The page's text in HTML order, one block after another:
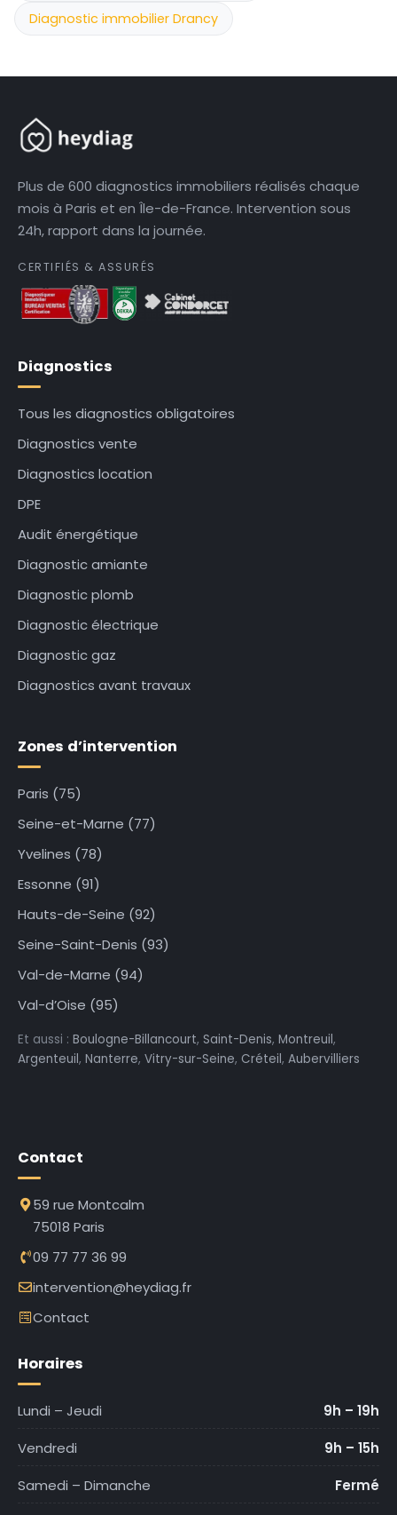
Diagnostic immobilier Drancy
Plus de 600 diagnostics immobiliers réalisés chaque
mois à Paris et en Île-de-France. Intervention sous
24h, rapport dans la journée.
CERTIFIÉS & ASSURÉS
Diagnostics
Tous les diagnostics obligatoires
Diagnostics vente
Diagnostics location
DPE
Audit énergétique
Diagnostic amiante
Diagnostic plomb
Diagnostic électrique
Diagnostic gaz
Diagnostics avant travaux
Zones d’intervention
Paris (75)
Seine-et-Marne (77)
Yvelines (78)
Essonne (91)
Hauts-de-Seine (92)
Seine-Saint-Denis (93)
Val-de-Marne (94)
Val-d’Oise (95)
Et aussi : Boulogne-Billancourt, Saint-Denis, Montreuil,
Argenteuil, Nanterre, Vitry-sur-Seine, Créteil, Aubervilliers
Contact
59 rue Montcalm
75018 Paris
09 77 77 36 99
intervention@heydiag.fr
Contact
Horaires
Lundi – Jeudi
9h – 19h
Vendredi
9h – 15h
Samedi – Dimanche
Fermé